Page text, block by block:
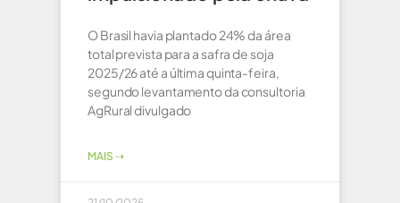
O Brasil havia plantado 24% da área
total prevista para a safra de soja
2025/26 até a última quinta-feira,
segundo levantamento da consultoria
AgRural divulgado
MAIS ⇢